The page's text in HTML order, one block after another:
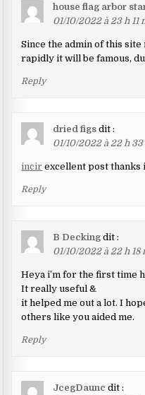
house flag arbor
01/10/2022 à 23 h 11
Since the admin of this
rapidly it will be famous,
Reply
dried figs dit :
01/10/2022 à 22 h
incir excellent post thanks
Reply
B Decking dit :
01/10/2022 à 22 h 18
Heya i’m for the first time
It really useful &
it helped me out a lot. I
others like you aided me.
Reply
JcegDaunc dit :